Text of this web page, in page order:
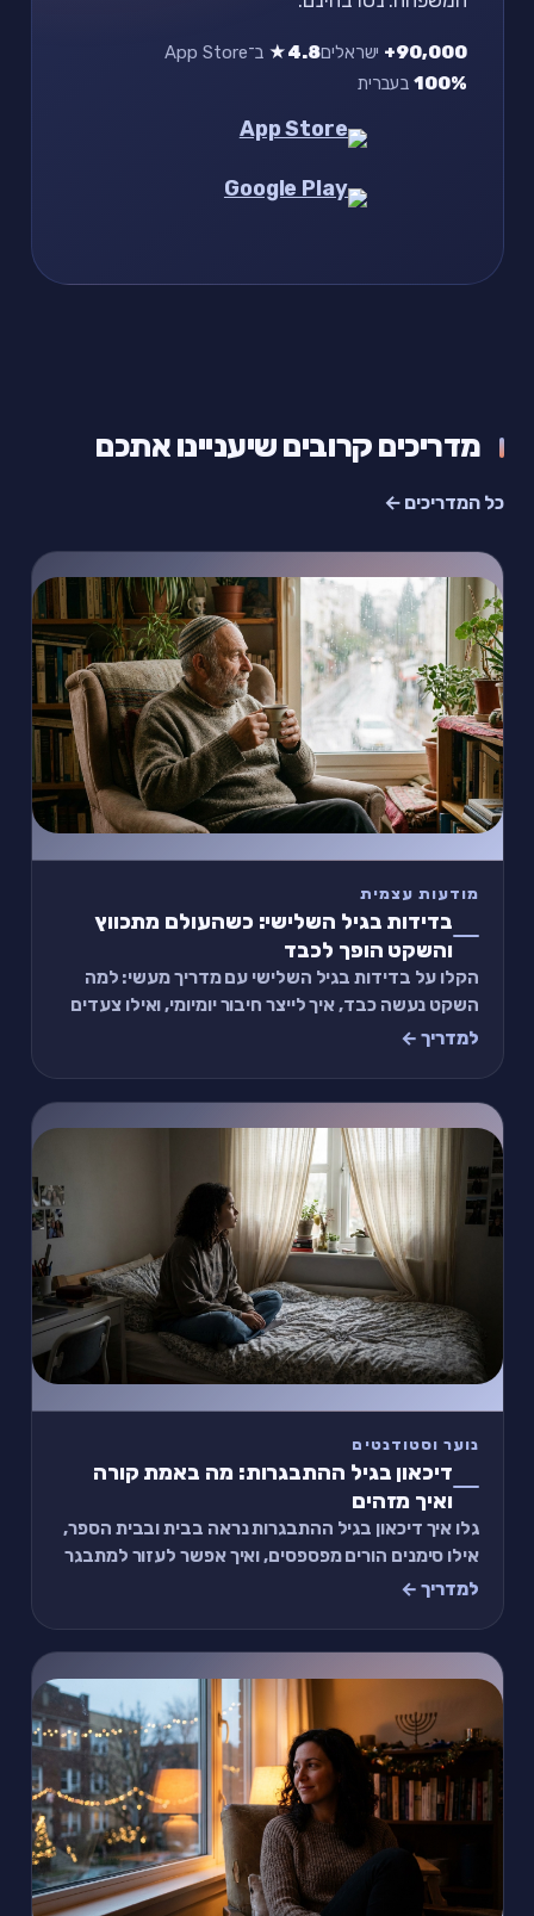
90,000+ ישראלים4.8★
ב־App Store
100%בעברית
מדריכים קרובים שיעניינו אתכם
כל המדריכים ←
מודעות עצמית
בדידות בגיל השלישי: כשהעולם מתכווץ
והשקט הופך לכבד
הקלו על בדידות בגיל השלישי עם מדריך מעשי: למה
השקט נעשה כבד, איך לייצר חיבור יומיומי, ואילו צעדים
קטנים באמת עוזרים כבר השבוע, בלי להיעלם בי
למדריך ←
נוער וסטודנטים
דיכאון בגיל ההתבגרות: מה באמת קורה
ואיך מזהים
גלו איך דיכאון בגיל ההתבגרות נראה בבית ובבית הספר,
אילו סימנים הורים מפספסים, ואיך אפשר לעזור למתבגר
בלי ללחוץ עליו או להרחיק אותו.
למדריך ←